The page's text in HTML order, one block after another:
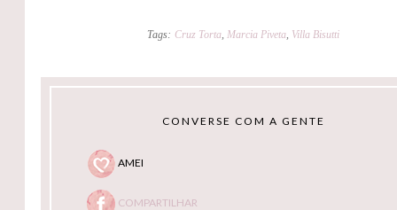
Tags: Cruz Torta Marcia Piveta Villa Bisutti
CONVERSE COM A GENTE
AMEI
COMPARTILHAR